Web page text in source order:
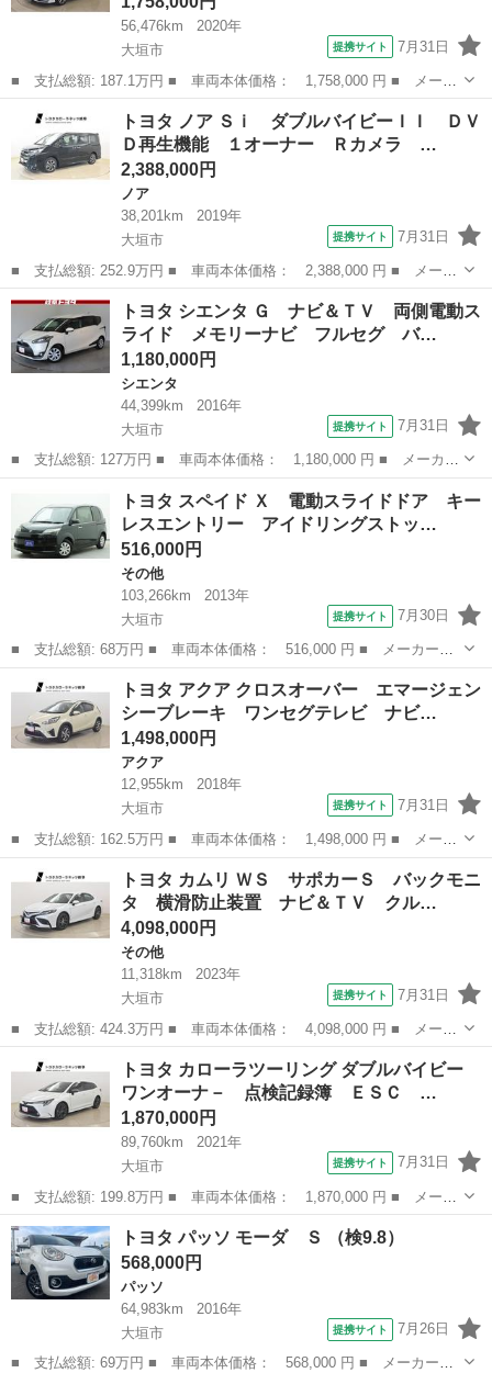
56,476km
2020年
大垣市
提携サイト 7月31日
■ 支払総額: 187.1万円 ■ 車両本体価格： 1,758,000 円 ■ メーカ
ー名： トヨタ ■ 車種名： ライズ ■ グレード名： Ｚ 地デジ
テレビ スマートキ－ ＬＥＤランプ アイドリングストップ車 イ
モビライ...
岐阜 トヨタ
トヨタ ノア Ｓｉ ダブルバイビーＩＩ ＤＶ
Ｄ再生機能 １オーナー Ｒカメラ …
2,388,000円
ノア
38,201km
2019年
大垣市
提携サイト 7月31日
■ 支払総額: 252.9万円 ■ 車両本体価格： 2,388,000 円 ■ メーカ
ー名： トヨタ ■ 車種名： ノア ■ グレード名： Ｓｉ ダブル
バイビーＩＩ ＤＶＤ再生機能 １オーナー Ｒカメラ スマ－トキ
－ Ａス...
岐阜 大垣市 ノア
トヨタ シエンタ Ｇ ナビ＆ＴＶ 両側電動ス
ライド メモリーナビ フルセグ バ…
1,180,000円
シエンタ
44,399km
2016年
大垣市
提携サイト 7月31日
■ 支払総額: 127万円 ■ 車両本体価格： 1,180,000 円 ■ メーカー
名： トヨタ ■ 車種名： シエンタ ■ グレード名： Ｇ ナビ＆
ＴＶ 両側電動スライド メモリーナビ フルセグ バックカメラ
ＤＶＤ再生...
シエンタ
トヨタ スペイド Ｘ 電動スライドドア キー
レスエントリー アイドリングストッ…
516,000円
その他
103,266km
2013年
大垣市
提携サイト 7月30日
■ 支払総額: 68万円 ■ 車両本体価格： 516,000 円 ■ メーカー
名： トヨタ ■ 車種名： スペイド ■ グレード名： Ｘ 電動ス
ライドドア キーレスエントリー アイドリングストップ 電動格納
ミラー ＣＶＴ ...
岐阜 その他
トヨタ アクア クロスオーバー エマージェン
シーブレーキ ワンセグテレビ ナビ…
1,498,000円
アクア
12,955km
2018年
大垣市
提携サイト 7月31日
■ 支払総額: 162.5万円 ■ 車両本体価格： 1,498,000 円 ■ メーカ
ー名： トヨタ ■ 車種名： アクア ■ グレード名： クロスオー
バー エマージェンシーブレーキ ワンセグテレビ ナビＴＶ バッ
クモニタ...
岐阜 アクア
トヨタ カムリ ＷＳ サポカーＳ バックモニ
タ 横滑防止装置 ナビ＆ＴＶ クル…
4,098,000円
その他
11,318km
2023年
大垣市
提携サイト 7月31日
■ 支払総額: 424.3万円 ■ 車両本体価格： 4,098,000 円 ■ メーカ
ー名： トヨタ ■ 車種名： カムリ ■ グレード名： ＷＳ サポ
カーＳ バックモニタ 横滑防止装置 ナビ＆ＴＶ クルーズコント
ロール ...
岐阜 その他
トヨタ カローラツーリング ダブルバイビー
ワンオーナ－ 点検記録簿 ＥＳＣ …
1,870,000円
89,760km
2021年
大垣市
提携サイト 7月31日
■ 支払総額: 199.8万円 ■ 車両本体価格： 1,870,000 円 ■ メーカ
ー名： トヨタ ■ 車種名： カローラツーリング ■ グレード
名： ダブルバイビー ワンオーナ－ 点検記録簿 ＥＳＣ キーレ
スエントリー...
岐阜 大垣市 トヨタ
トヨタ パッソ モーダ Ｓ （検9.8）
568,000円
パッソ
64,983km
2016年
大垣市
提携サイト 7月26日
■ 支払総額: 69万円 ■ 車両本体価格： 568,000 円 ■ メーカー